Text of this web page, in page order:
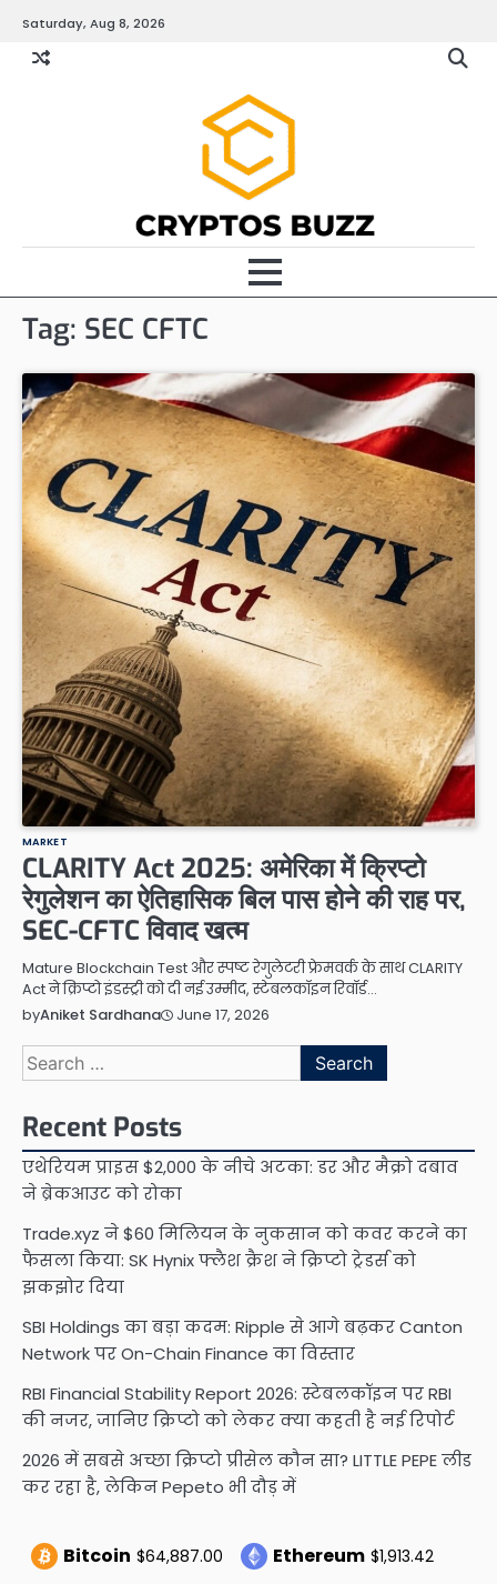
content
Saturday, Aug 8, 2026
Tag: SEC CFTC
MARKET
CLARITY Act 2025: अमेरिका में क्रिप्टो
रेगुलेशन का ऐतिहासिक बिल पास होने की राह पर,
SEC-CFTC विवाद खत्म
Mature Blockchain Test और स्पष्ट रेगुलेटरी फ्रेमवर्क के साथ CLARITY
Act ने क्रिप्टो इंडस्ट्री को दी नई उम्मीद, स्टेबलकॉइन रिवॉर्ड…
byAniket Sardhana June 17, 2026
Search
for:
Recent Posts
एथेरियम प्राइस $2,000 के नीचे अटका: डर और मैक्रो दबाव
ने ब्रेकआउट को रोका
Trade.xyz ने $60 मिलियन के नुकसान को कवर करने का
फैसला किया: SK Hynix फ्लैश क्रैश ने क्रिप्टो ट्रेडर्स को
झकझोर दिया
SBI Holdings का बड़ा कदम: Ripple से आगे बढ़कर Canton
Network पर On-Chain Finance का विस्तार
RBI Financial Stability Report 2026: स्टेबलकॉइन पर RBI
की नजर, जानिए क्रिप्टो को लेकर क्या कहती है नई रिपोर्ट
2026 में सबसे अच्छा क्रिप्टो प्रीसेल कौन सा? LITTLE PEPE लीड
कर रहा है, लेकिन Pepeto भी दौड़ में
Bitcoin $64,887.00 Ethereum $1,913.42